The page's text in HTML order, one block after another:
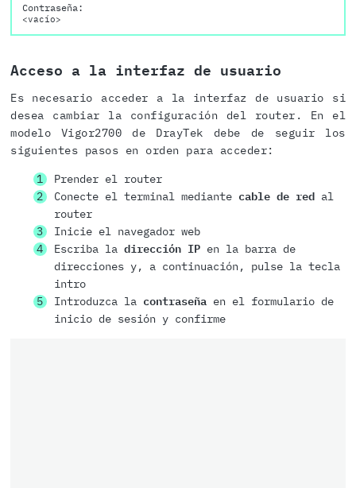
Contraseña:
<vacío>
Acceso a la interfaz de usuario
Es necesario acceder a la interfaz de usuario si
desea cambiar la configuración del router. En el
modelo Vigor2700 de DrayTek debe de seguir los
siguientes pasos en orden para acceder:
Prender el router
Conecte el terminal mediante cable de redal
router
Inicie el navegador web
Escriba la dirección IPen la barra de
direcciones y, a continuación, pulse la tecla
intro
Introduzca la contraseñaen el formulario de
inicio de sesión y confirme